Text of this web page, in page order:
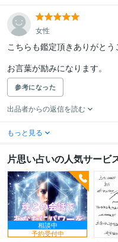
女性
こちらも鑑定頂きありがとう
お言葉が励みになります。
参考になった
出品者からの返信を読む
もっと見る
片思い占いの人気サービ
相談中
予約受付中